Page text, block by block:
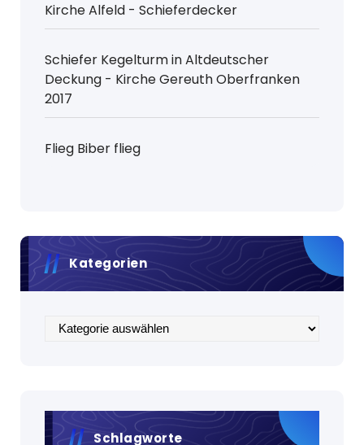
Kirche Alfeld - Schieferdecker
Schiefer Kegelturm in Altdeutscher
Deckung - Kirche Gereuth Oberfranken
2017
Flieg Biber flieg
Kategorien
Kategorien
Schlagworte